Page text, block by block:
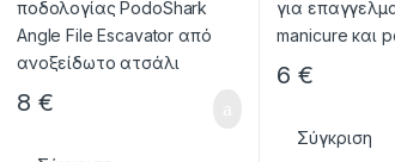
8 €
6€
Σύγκριση